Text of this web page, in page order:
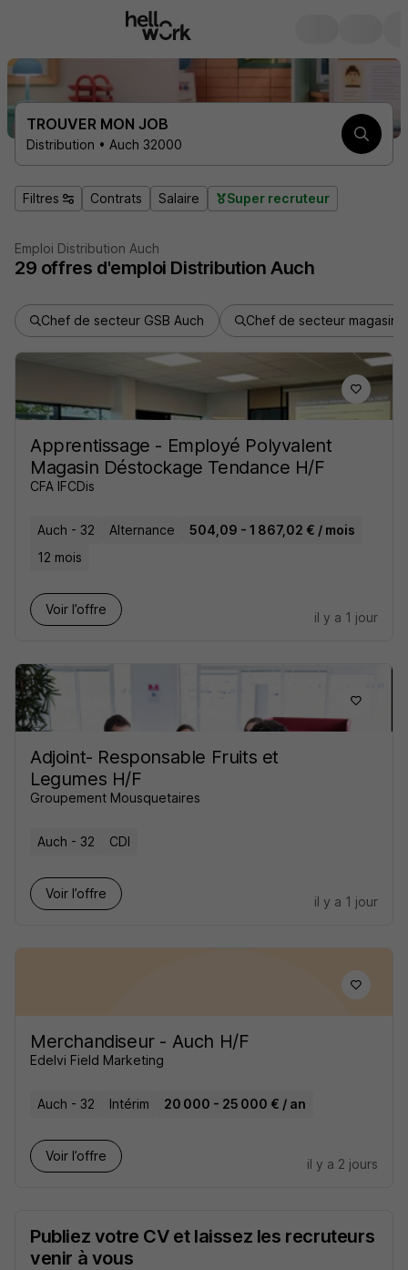
TROUVER MON JOB
Distribution • Auch 32000
Filtres Contrats Salaire Super recruteur
Emploi Distribution Auch
29 offres d'emploi Distribution Auch
Chef de secteur GSB Auch Chef de secteur magasin
Apprentissage - Employé Polyvalent
Magasin Déstockage Tendance H/F
CFA IFCDis
Auch - 32 Alternance
504,09 - 1 867,02 € / mois
12 mois
Voir l’offre
il y a 1 jour
Adjoint- Responsable Fruits et
Legumes H/F
Groupement Mousquetaires
Auch - 32 CDI
Voir l’offre
il y a 1 jour
Merchandiseur - Auch H/F
Edelvi Field Marketing
Auch - 32 Intérim 20 000 - 25 000 € / an
Voir l’offre
il y a 2 jours
Publiez votre CV et laissez les recruteurs
venir à vous